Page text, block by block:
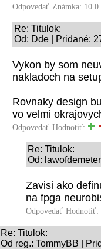
Odpovedať Známka: 10.0
Re: Titulok:
Od: Dde | Pridané:
Vykon by som
nakladoch na
Rovnaky design
vo velmi
Odpovedať Hodnotiť:
Re: Titulok:
Od:
Zavisi ako
na fpga
Odpovedať Hodnotiť:
Re: Titulok:
Od reg.: TommyBB |